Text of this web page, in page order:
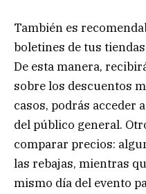
También es
boletines de tus
De esta manera,
sobre los descuentos
casos, podrás acceder
del público general.
comparar precios:
las rebajas, mientras
mismo día del evento